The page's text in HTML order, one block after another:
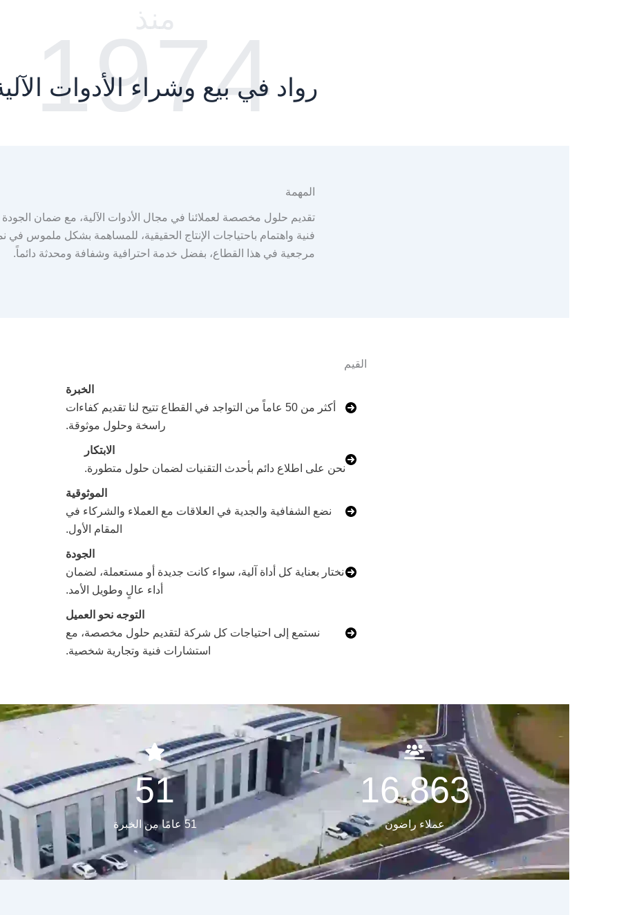
منذ
1974
رواد في بيع وشراء الأدوات
المهمة
تقديم حلول مخصصة لعملائنا في مجال الأدوات الآلية، مع ضمان الجودة
فنية واهتمام باحتياجات الإنتاج الحقيقية، للمساهمة بشكل ملموس
مرجعية في هذا القطاع، بفضل خدمة احترافية وشفافة ومحدثة دائماً.
القيم
الخبرة
أكثر من 50 عاماً من التواجد في القطاع تتيح لنا تقديم كفاءات
راسخة وحلول موثوقة.
الابتكار
نحن على اطلاع دائم بأحدث التقنيات لضمان حلول متطورة.
الموثوقية
نضع الشفافية والجدية في العلاقات مع العملاء والشركاء في
المقام الأول.
الجودة
نختار بعناية كل أداة آلية، سواء كانت جديدة أو مستعملة، لضمان
أداء عالٍ وطويل الأمد.
التوجه نحو العميل
نستمع إلى احتياجات كل شركة لتقديم حلول مخصصة، مع
استشارات فنية وتجارية شخصية.
16.863
عملاء راضون
51
51 عامًا من الخبرة